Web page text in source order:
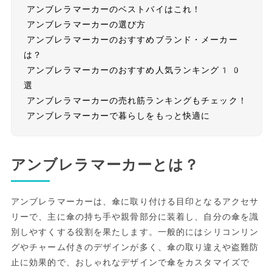
アンブレラマーカーのベストバイはこれ！
アンブレラマーカーの選び方
アンブレラマーカーのおすすめブランド・メーカー
は？
アンブレラマーカーのおすすめ人気ランキング10
選
アンブレラマーカーの売れ筋ランキングもチェック！
アンブレラマーカーで暮らしをもっと快適に
アンブレラマーカーとは？
アンブレラマーカーは、傘に取り付ける目印となるアクセサ
リーで、主に傘の持ち手や親骨部分に装着し、自分の傘を識
別しやすくする役割を果たします。一般的にはシリコンリン
グやチャーム付きのデザインが多く、傘の取り違えや盗難防
止に効果的で、おしゃれなデザインで傘をカスタマイズで